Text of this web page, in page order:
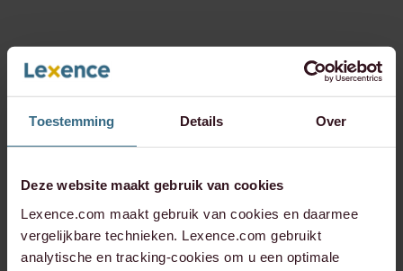
Toestemming Details Over
Deze website maakt gebruik van cookies
Lexence.com maakt gebruik van cookies en daarmee
vergelijkbare technieken. Lexence.com gebruikt
analytische en tracking-cookies om u een optimale
Bram Thomas
Craemer
Brigitte
Hoen